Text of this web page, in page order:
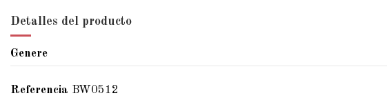
Detalles del producto
Genere
Referencia BW0512